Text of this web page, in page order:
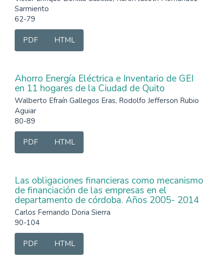
Sarmiento
62-79
PDF HTML
Ahorro Energía Eléctrica e Inventario de GEI
en 11 hogares de la Ciudad de Quito
Walberto Efraín Gallegos Eras, Rodolfo Jefferson Rubio
Aguiar
80-89
PDF HTML
Las obligaciones financieras como mecanismo
de financiación de las empresas en el
departamento de córdoba. Años 2005- 2014
Carlos Fernando Doria Sierra
90-104
PDF HTML